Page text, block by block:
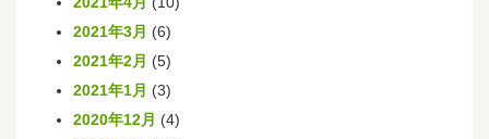
2021年3月 (6)
2021年2月 (5)
2021年1月 (3)
2020年12月 (4)